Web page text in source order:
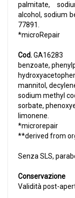
palmitate,
alcohol, sodium
77891.
*microRepair
Cod.GA16283
benzoate,
mannitol,
sodium methyl
sorbate,
limonene.
*microrepair
**derived from
Senza SLS,
Conservazione
Validità post-